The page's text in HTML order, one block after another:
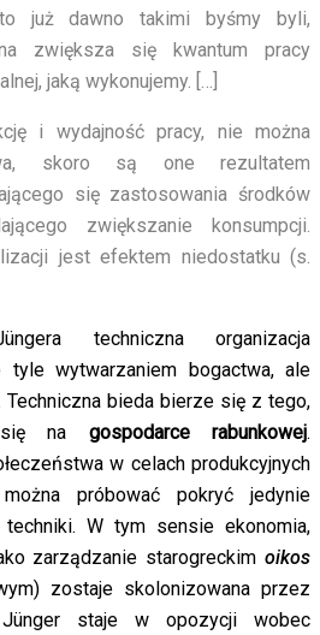
już dawno takimi byśmy byli,
zwiększa się kwantum pracy
jaką wykonujemy. […]
i wydajność pracy, nie można
skoro są one rezultatem
się zastosowania środków
zwiększanie konsumpcji.
jest efektem niedostatku (s.
techniczna organizacja
tyle wytwarzaniem bogactwa, ale
. Techniczna bieda bierze się z tego,
się na gospodarce rabunkowej.
w celach produkcyjnych
próbować pokryć jedynie
W tym sensie ekonomia,
zarządzanie starogreckim oikos
zostaje skolonizowana przez
staje w opozycji wobec